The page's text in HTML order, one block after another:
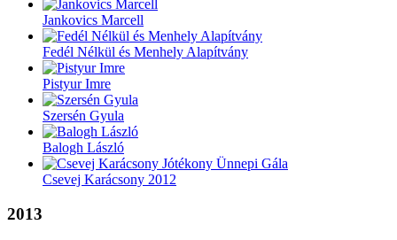
Jankovics Marcell
Fedél Nélkül és Menhely Alapítvány
Pistyur Imre
Szersén Gyula
Balogh László
Csevej Karácsony 2012
2013